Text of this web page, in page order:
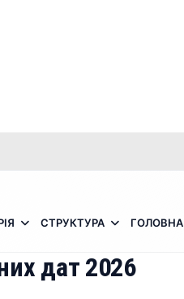
СТРУКТУРА ГОЛОВНА
дат 2026